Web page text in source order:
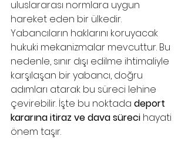
uluslararası normlara uygun
hareket eden bir ülkedir.
Yabancıların haklarını koruyacak
hukuki mekanizmalar mevcuttur. Bu
nedenle, sınır dışı edilme ihtimaliyle
karşılaşan bir yabancı, doğru
adımları atarak bu süreci lehine
çevirebilir. İşte bu noktada deport
kararına itiraz ve dava süreci hayati
önem taşır.